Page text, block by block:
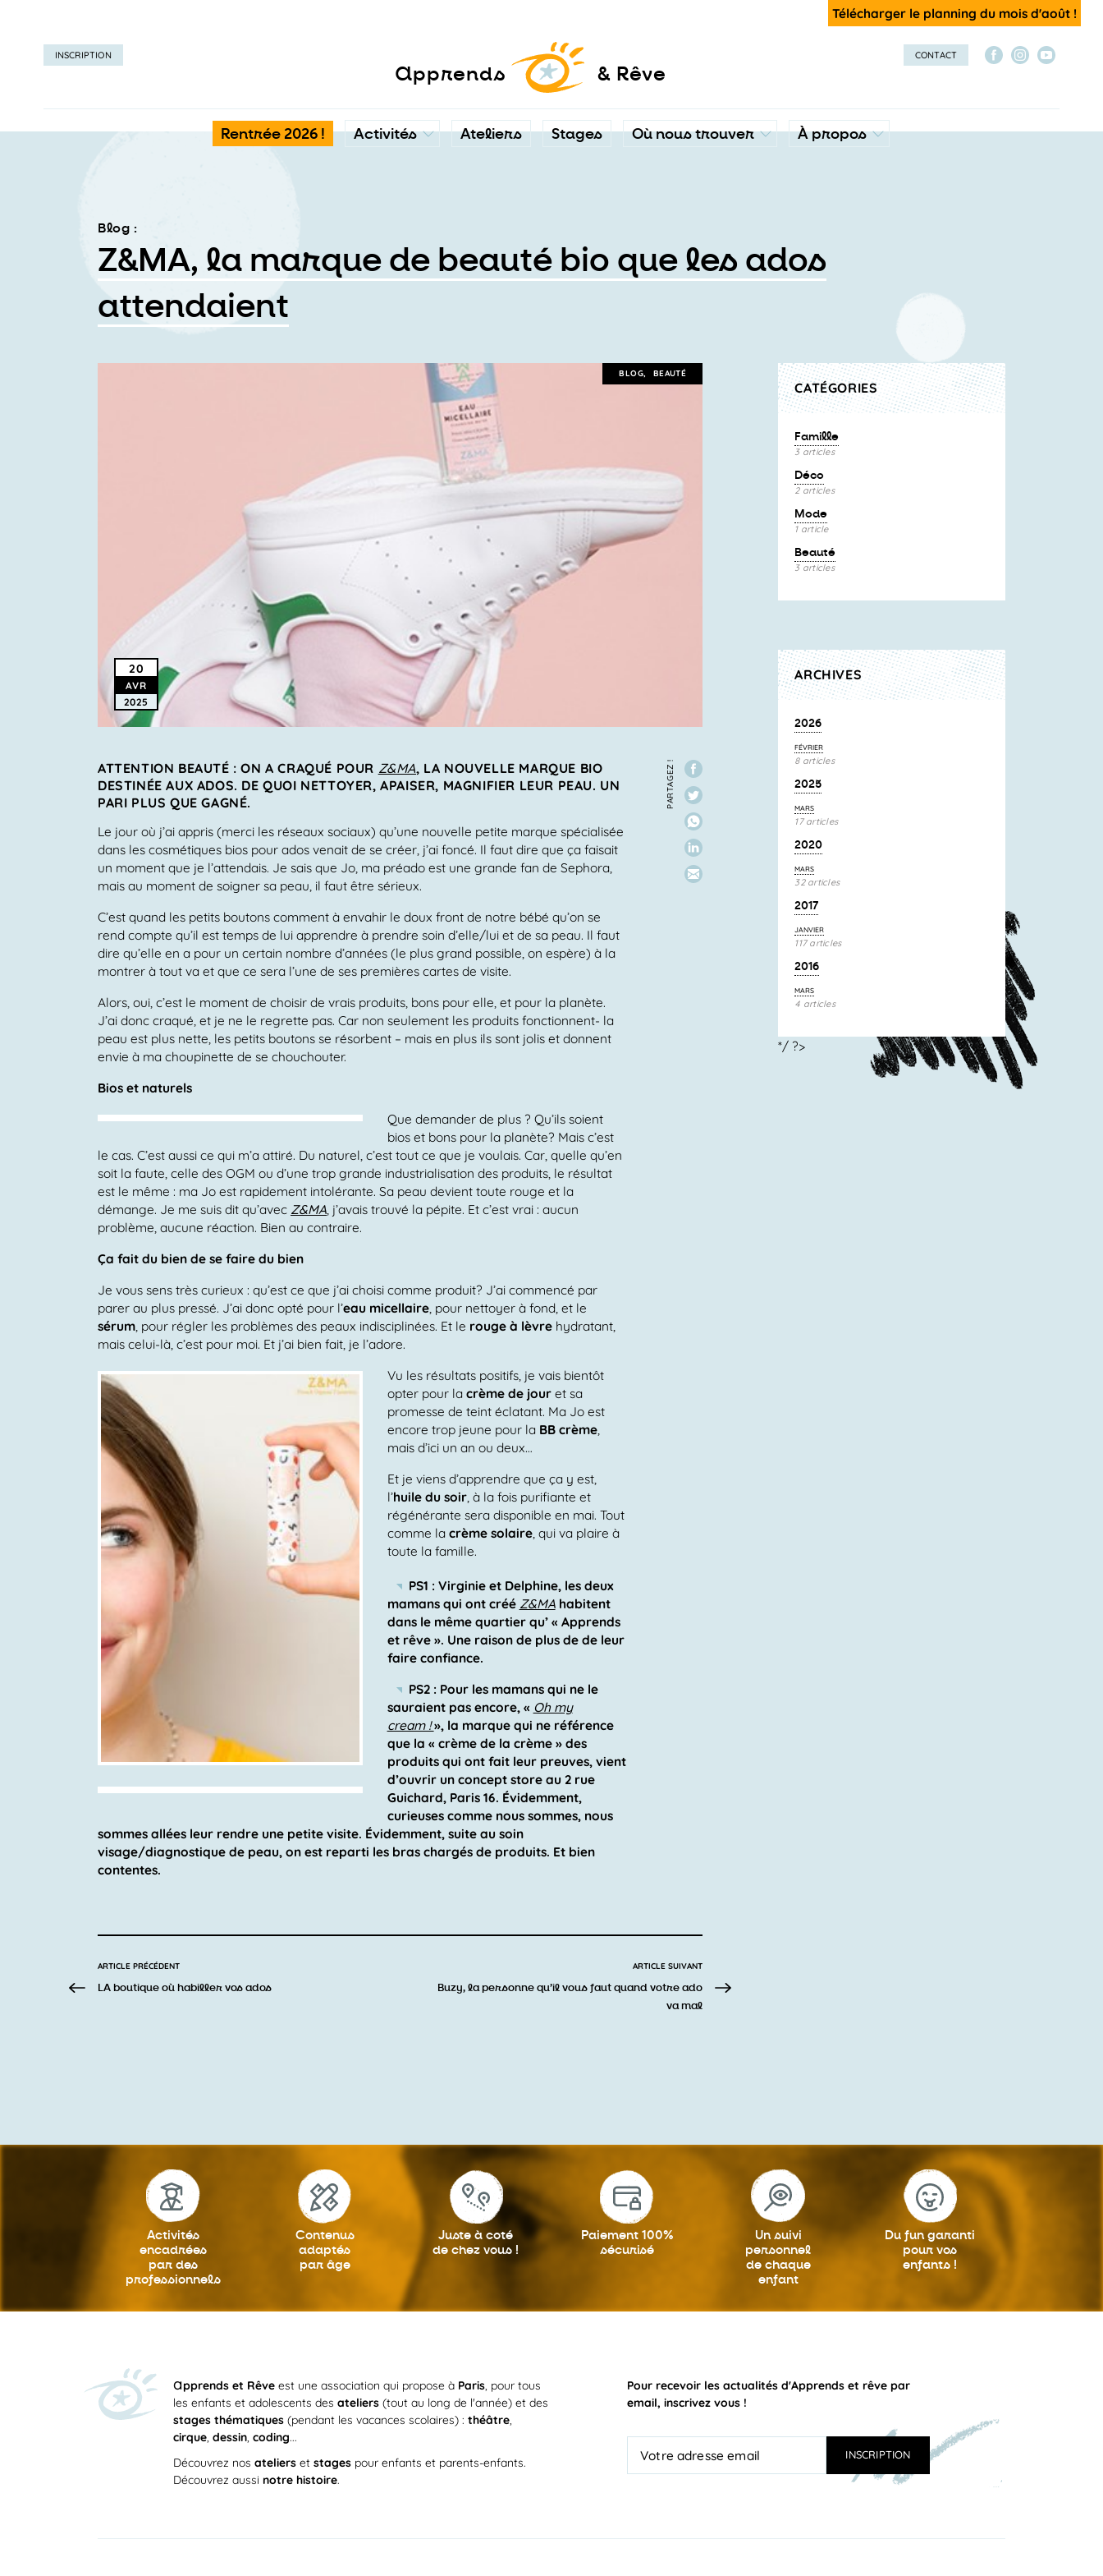
Télécharger le planning du mois d'août !
apprends & Rêve
Rentrée 2026 ! Activités Ateliers Stages Où nous trouver À propos
CONTACT
INSCRIPTION
Blog :
Z&MA, la marque de beauté bio que les ados
attendaient
20
AVR
2025
BLOG, BEAUTÉ
ATTENTION BEAUTÉ : ON A CRAQUÉ POUR Z&MA, LA NOUVELLE MARQUE BIO
DESTINÉE AUX ADOS. DE QUOI NETTOYER, APAISER, MAGNIFIER LEUR PEAU. UN
PARI PLUS QUE GAGNÉ.
Le jour où j’ai appris (merci les réseaux sociaux) qu’une nouvelle petite marque spécialisée
dans les cosmétiques bios pour ados venait de se créer, j’ai foncé. Il faut dire que ça faisait
un moment que je l’attendais. Je sais que Jo, ma préado est une grande fan de Sephora,
mais au moment de soigner sa peau, il faut être sérieux.
C’est quand les petits boutons comment à envahir le doux front de notre bébé qu’on se
rend compte qu’il est temps de lui apprendre à prendre soin d’elle/lui et de sa peau. Il faut
dire qu’elle en a pour un certain nombre d’années (le plus grand possible, on espère) à la
montrer à tout va et que ce sera l’une de ses premières cartes de visite.
Alors, oui, c’est le moment de choisir de vrais produits, bons pour elle, et pour la planète.
J’ai donc craqué, et je ne le regrette pas. Car non seulement les produits fonctionnent- la
peau est plus nette, les petits boutons se résorbent – mais en plus ils sont jolis et donnent
envie à ma choupinette de se chouchouter.
Bios et naturels
Que demander de plus ? Qu’ils soient
bios et bons pour la planète? Mais c’est
le cas. C’est aussi ce qui m’a attiré. Du naturel, c’est tout ce que je voulais. Car, quelle qu’en
soit la faute, celle des OGM ou d’une trop grande industrialisation des produits, le résultat
est le même : ma Jo est rapidement intolérante. Sa peau devient toute rouge et la
démange. Je me suis dit qu’avec Z&MA, j’avais trouvé la pépite. Et c’est vrai : aucun
problème, aucune réaction. Bien au contraire.
Ça fait du bien de se faire du bien
Je vous sens très curieux : qu’est ce que j’ai choisi comme produit? J’ai commencé par
parer au plus pressé. J’ai donc opté pour l’eau micellaire, pour nettoyer à fond, et le
sérum, pour régler les problèmes des peaux indisciplinées. Et le rouge à lèvre hydratant,
mais celui-là, c’est pour moi. Et j’ai bien fait, je l’adore.
Vu les résultats positifs, je vais bientôt
opter pour la crème de jouret sa
promesse de teint éclatant. Ma Jo est
encore trop jeune pour la BB crème,
mais d’ici un an ou deux…
Et je viens d’apprendre que ça y est,
l’huile du soir, à la fois purifiante et
régénérante sera disponible en mai. Tout
comme la crème solaire, qui va plaire à
toute la famille.
PS1 : Virginie et Delphine, les deux
mamans qui ont créé Z&MA habitent
dans le même quartier qu’ « Apprends
et rêve ». Une raison de plus de de leur
faire confiance.
PS2 : Pour les mamans qui ne le
sauraient pas encore, « Oh my
cream !», la marque qui ne référence
que la « crème de la crème » des
produits qui ont fait leur preuves, vient
d’ouvrir un concept store au 2 rue
Guichard, Paris 16. Évidemment,
curieuses comme nous sommes, nous
sommes allées leur rendre une petite visite. Évidemment, suite au soin
visage/diagnostique de peau, on est reparti les bras chargés de produits. Et bien
contentes.
PARTAGEZ !
ARTICLE PRÉCÉDENT
LA boutique où habiller vos ados
ARTICLE SUIVANT
Buzy, la personne qu’il vous faut quand votre ado
va mal
CATÉGORIES
Famille
3 articles
Déco
2 articles
Mode
1 article
Beauté
3 articles
ARCHIVES
2026
FÉVRIER
8 articles
2025
MARS
17 articles
2020
MARS
32 articles
2017
JANVIER
117 articles
2016
MARS
4 articles
*/ ?>
Activités
encadrées
par des
professionnels
Contenus
adaptés
par âge
Juste à coté
de chez vous !
Paiement 100%
sécurisé
Un suivi
personnel
de chaque
enfant
Du fun garanti
pour vos
enfants !
apprends et Rêve est une association qui propose à Paris, pour tous
les enfants et adolescents desateliers (tout au long de l'année) et des
stages thématiques (pendant les vacances scolaires) :théâtre,
cirque,dessin,coding...
Découvrez nosateliers etstages pour enfants et parents-enfants.
Découvrez aussinotre histoire.
Pour recevoir les actualités d'Apprends et rêve par
email, inscrivez vous !